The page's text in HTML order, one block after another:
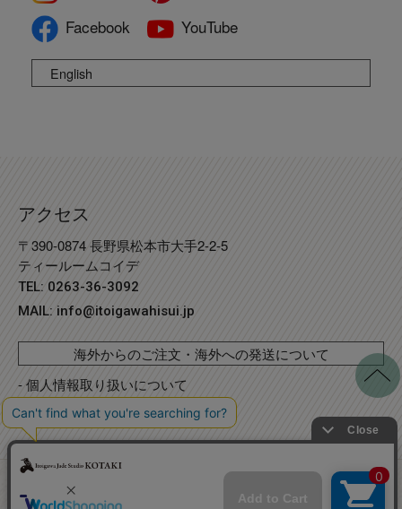
Facebook
YouTube
English
アクセス
〒390-0874 長野県松本市大手2-2-5
ティールームコイデ
TEL: 0263-36-3092
MAIL: info@itoigawahisui.jp
海外からのご注文・海外への発送について
- 個人情報取り扱いについて
- 特定商取引法に基づく表記
Copyright . R2 事業再構築